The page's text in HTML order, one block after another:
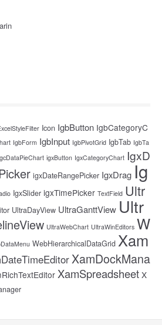
Icon IgbButton IgbCategoryC
IgbForm IgbInput IgbPivotGrid IgbTab IgbTa
igxButton IgxCategoryChart IgxD
igxDateRangePicker IgxDragIg
IgxSlider igxTimePicker TextField Ultr
UltraDayView UltraGanttView Ultr
UltraWebChart UltraWinEditors W
WebHierarchicalDataGrid Xam
XamDockMana
XamSpreadsheet X